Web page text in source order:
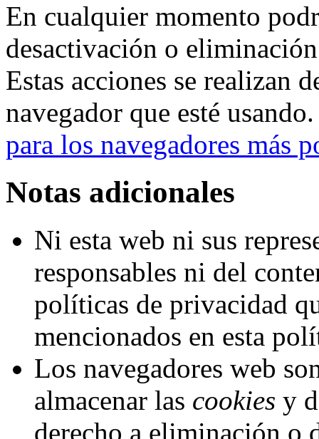
En cualquier momento
desactivación o
Estas acciones se realizan
navegador que esté usando.
para los navegadores más
Notas adicionales
Ni esta web ni sus
responsables ni del
políticas de privacidad
mencionados en esta
Los navegadores web
almacenar las cookies y
derecho a eliminación o